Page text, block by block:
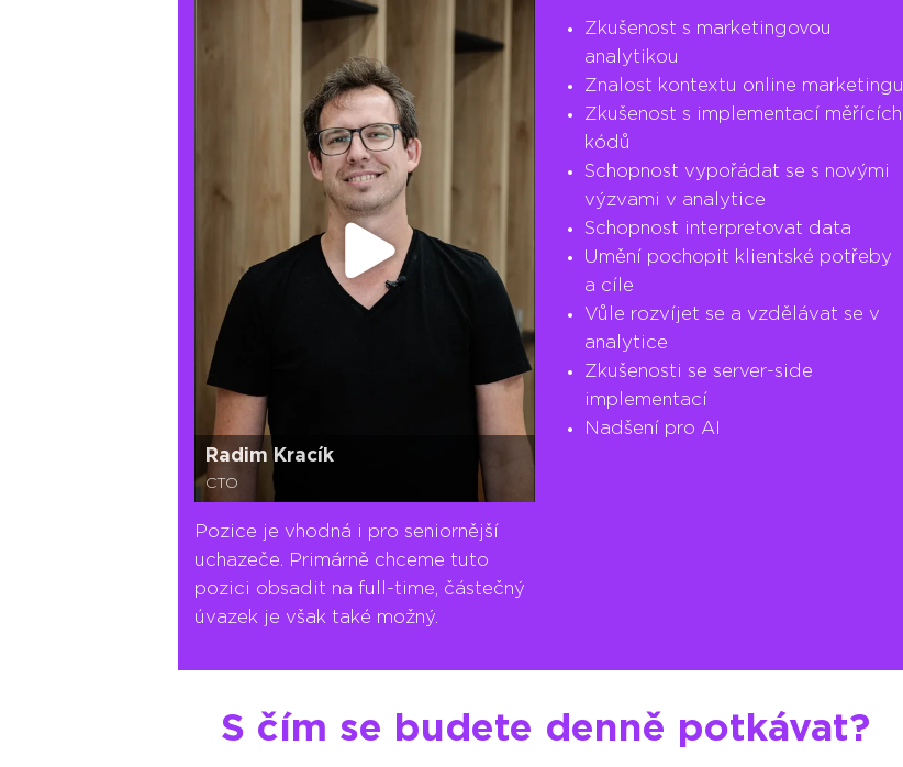
Radim Kracík
CTO
Pozice je vhodná i pro seniornější
uchazeče. Primárně chceme tuto
pozici obsadit na full-time, částečný
úvazek je však také možný.
Zkušenost s marketingovou
analytikou
Znalost kontextu online marketingu
Zkušenost s implementací měřících
kódů
Schopnost vypořádat se s novými
výzvami v analytice
Schopnost interpretovat data
Umění pochopit klientské potřeby
a cíle
Vůle rozvíjet se a vzdělávat se v
analytice
Zkušenosti se server-side
implementací
Nadšení pro AI
S čím se budete denně potkávat?